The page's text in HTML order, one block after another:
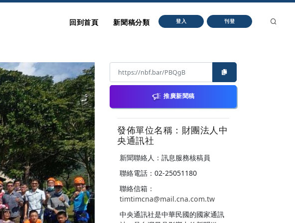
回到首頁 新聞稿分類 登入 刊登
推廣新聞稿
發佈單位名稱：財團法人中
央通訊社
新聞聯絡人：訊息服務核稿員
聯絡電話：02-25051180
聯絡信箱：
timtimcna@mail.cna.com.tw
中央通訊社是中華民國的國家通訊